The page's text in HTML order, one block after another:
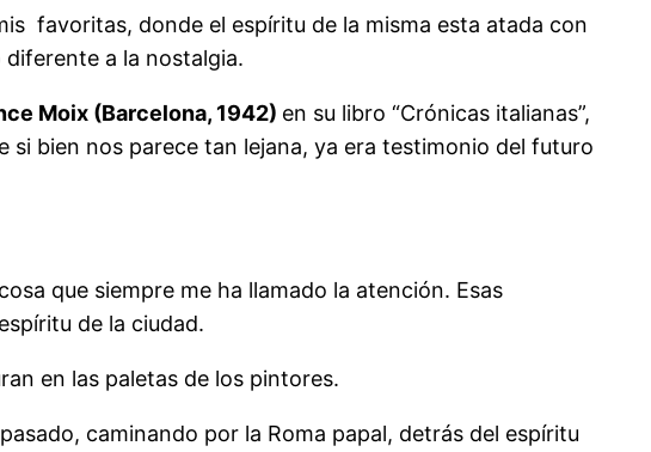
favoritas, donde el espíritu de la misma esta atada con
a la nostalgia.
Moix (Barcelona, 1942) en su libro “Crónicas italianas”,
si bien nos parece tan lejana, ya era testimonio del futuro
que siempre me ha llamado la atención. Esas
de la ciudad.
en las paletas de los pintores.
caminando por la Roma papal, detrás del espíritu